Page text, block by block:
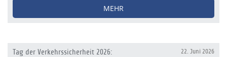
MEHR
22. Juni 2026
Tag der Verkehrssicherheit 2026: